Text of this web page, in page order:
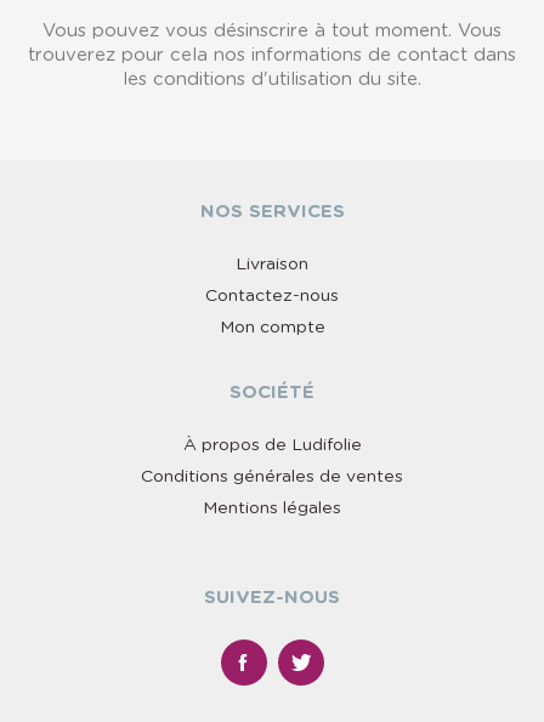
Vous pouvez vous désinscrire à tout moment. Vous
trouverez pour cela nos informations de contact dans
les conditions d'utilisation du site.
NOS SERVICES
Livraison
Contactez-nous
Mon compte
SOCIÉTÉ
À propos de Ludifolie
Conditions générales de ventes
Mentions légales
SUIVEZ-NOUS